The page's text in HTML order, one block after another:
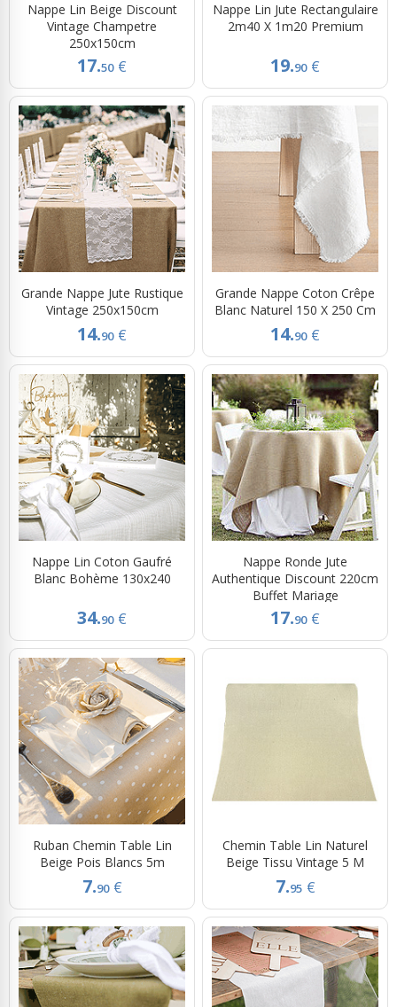
Nappe Lin Beige Discount
Vintage Champetre
250x150cm
17.50 €
Nappe Lin Jute Rectangulaire
2m40 X 1m20 Premium
19.90 €
Grande Nappe Jute Rustique
Vintage 250x150cm
14.90 €
Grande Nappe Coton Crêpe
Blanc Naturel 150 X 250 Cm
14.90 €
Nappe Lin Coton Gaufré
Blanc Bohème 130x240
34.90 €
Nappe Ronde Jute
Authentique Discount 220cm
Buffet Mariage
17.90 €
Ruban Chemin Table Lin
Beige Pois Blancs 5m
7.90 €
Chemin Table Lin Naturel
Beige Tissu Vintage 5 M
7.95 €